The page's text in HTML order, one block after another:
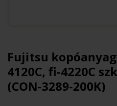
Fujitsu
4120C, fi-4220C
(CON-3289-200K)